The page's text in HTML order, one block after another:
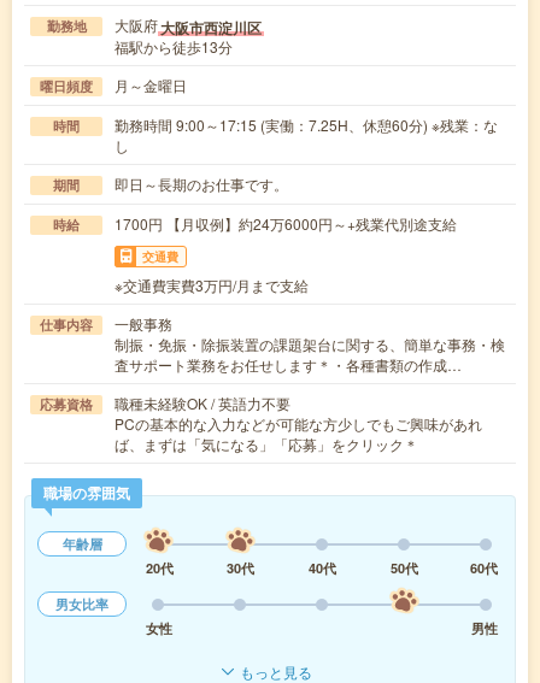
勤務地 大阪府大阪市西淀川区
福駅から徒歩13分
曜日頻度 月～金曜日
時間
勤務時間 9:00～17:15 (実働：7.25H、休憩60分) ※残業：な
し
期間 即日～長期のお仕事です。
時給 1700円 【月収例】約24万6000円～+残業代別途支給
交通費
※交通費実費3万円/月まで支給
仕事内容
一般事務
制振・免振・除振装置の課題架台に関する、簡単な事務・検
査サポート業務をお任せします＊・各種書類の作成…
応募資格
職種未経験OK / 英語力不要
PCの基本的な入力などが可能な方少しでもご興味があれ
ば、まずは「気になる」「応募」をクリック＊
職場の雰囲気
年齢層
20代
30代 40代 50代
60代
男女比率
女性
男性
もっと見る